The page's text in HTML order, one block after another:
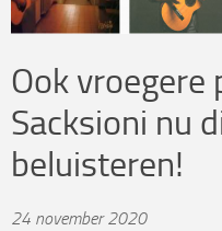
Ook vroegere
Sacksioni nu
beluisteren!
24 november 2020